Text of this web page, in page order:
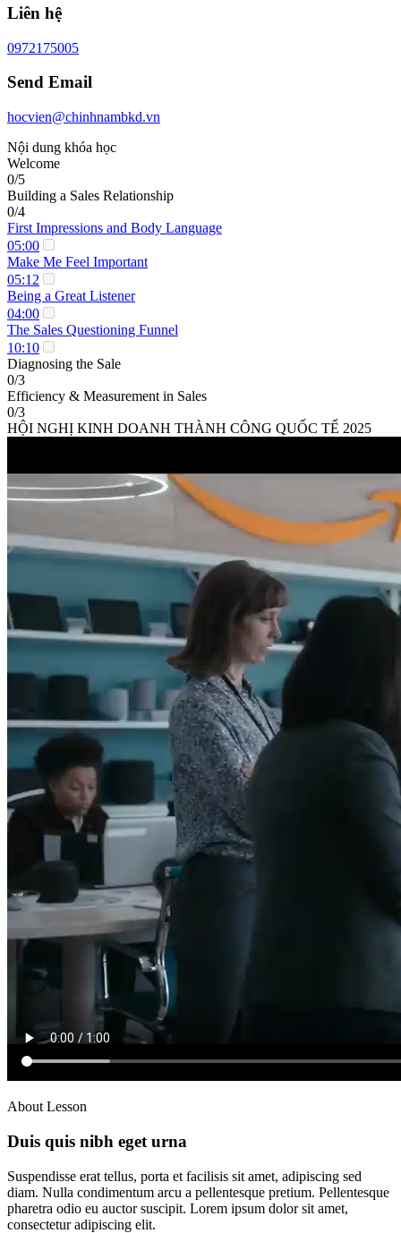
Liên hệ
0972175005
Send Email
hocvien@chinhnambkd.vn
Nội dung khóa học
Welcome
0/5
Building a Sales Relationship
0/4
First Impressions and Body Language
05:00
Make Me Feel Important
05:12
Being a Great Listener
04:00
The Sales Questioning Funnel
10:10
Diagnosing the Sale
0/3
Efficiency & Measurement in Sales
0/3
HỘI NGHỊ KINH DOANH THÀNH CÔNG QUỐC TẾ 2025
About Lesson
Duis quis nibh eget urna
Suspendisse erat tellus, porta et facilisis sit amet, adipiscing sed
diam. Nulla condimentum arcu a pellentesque pretium. Pellentesque
pharetra odio eu auctor suscipit. Lorem ipsum dolor sit amet,
consectetur adipiscing elit.